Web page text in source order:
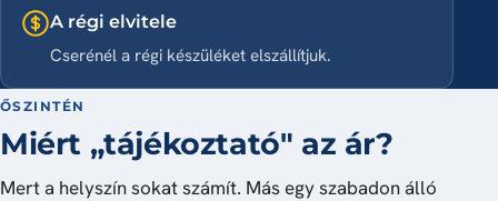
A régi elvitele
Cserénél a régi készüléket elszállítjuk.
ŐSZINTÉN
Miért „tájékoztató" az ár?
Mert a helyszín sokat számít. Más egy szabadon álló